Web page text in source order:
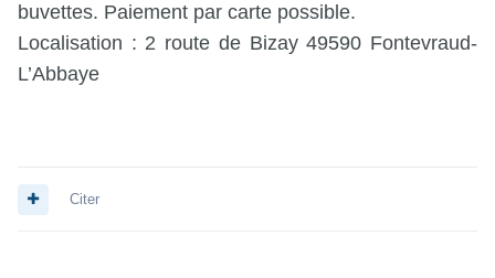
buvettes. Paiement par carte possible.
Localisation : 2 route de Bizay 49590 Fontevraud-
L’Abbaye
Citer